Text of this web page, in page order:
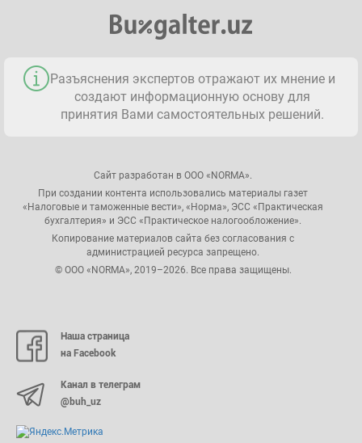
Разъяснения экспертов отражают их мнение и
создают информационную основу для
принятия Вами самостоятельных решений.
Сайт разработан в ООО «NORMA».
При создании контента использовались материалы газет
«Налоговые и таможенные вести», «Норма», ЭСС «Практическая
бухгалтерия» и ЭСС «Практическое налогообложение».
Копирование материалов сайта без согласования с
администрацией ресурса запрещено.
© ООО «NORMA», 2019–2026. Все права защищены.
Наша страница
на Facebook
Канал в телеграм
@buh_uz